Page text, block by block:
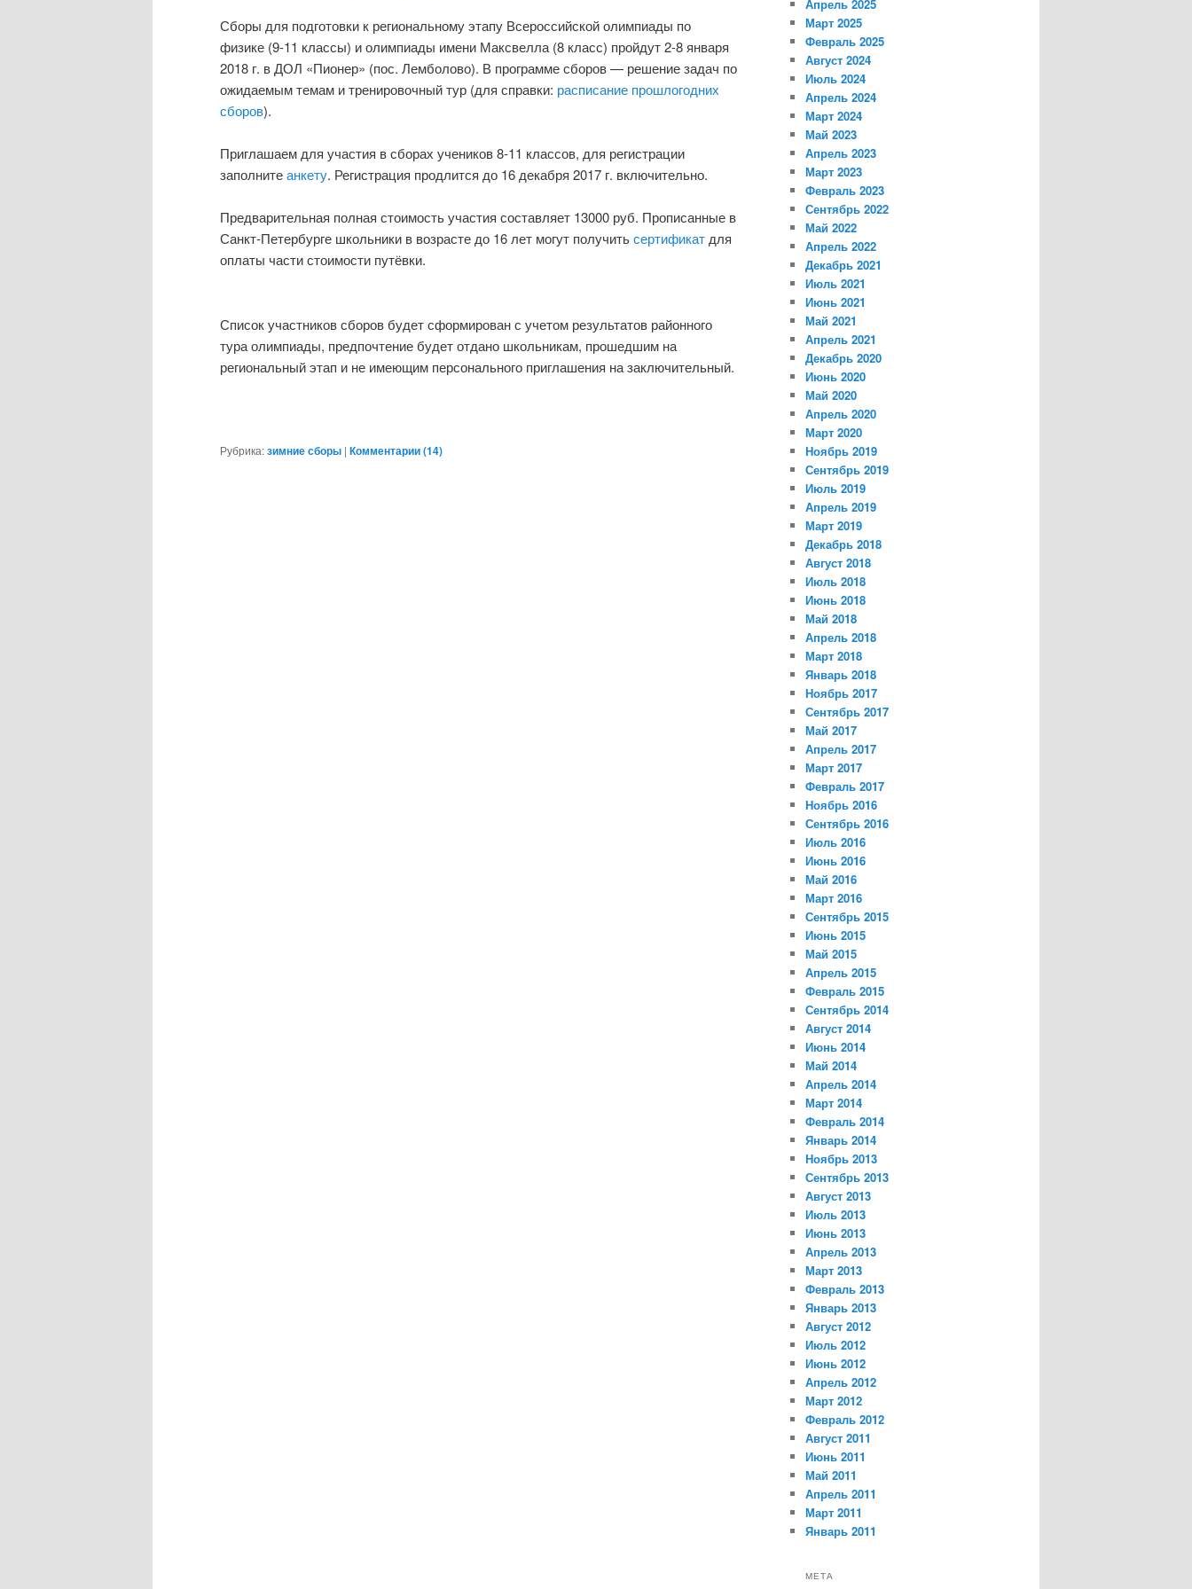
Сборы для подготовки к региональному этапу Всероссийской олимпиады по
физике (9-11 классы) и олимпиады имени Максвелла (8 класс) пройдут 2-8 января
2018 г. в ДОЛ «Пионер» (пос. Лемболово). В программе сборов — решение задач по
ожидаемым темам и тренировочный тур (для справки: расписание прошлогодних
сборов).
Приглашаем для участия в сборах учеников 8-11 классов, для регистрации
заполнитеанкету. Регистрация продлится до 16 декабря 2017 г. включительно.
Предварительная полная стоимость участия составляет 13000 руб. Прописанные в
Санкт-Петербурге школьники в возрасте до 16 лет могут получитьсертификатдля
оплаты части стоимости путёвки.
Список участников сборов будет сформирован с учетом результатов районного
тура олимпиады, предпочтение будет отдано школьникам, прошедшим на
региональный этап и не имеющим персонального приглашения на заключительный.
Рубрика:зимние сборы | Комментарии (14)
Апрель 2025
Март 2025
Февраль 2025
Август 2024
Июль 2024
Апрель 2024
Март 2024
Май 2023
Апрель 2023
Март 2023
Февраль 2023
Сентябрь 2022
Май 2022
Апрель 2022
Декабрь 2021
Июль 2021
Июнь 2021
Май 2021
Апрель 2021
Декабрь 2020
Июнь 2020
Май 2020
Апрель 2020
Март 2020
Ноябрь 2019
Сентябрь 2019
Июль 2019
Апрель 2019
Март 2019
Декабрь 2018
Август 2018
Июль 2018
Июнь 2018
Май 2018
Апрель 2018
Март 2018
Январь 2018
Ноябрь 2017
Сентябрь 2017
Май 2017
Апрель 2017
Март 2017
Февраль 2017
Ноябрь 2016
Сентябрь 2016
Июль 2016
Июнь 2016
Май 2016
Март 2016
Сентябрь 2015
Июнь 2015
Май 2015
Апрель 2015
Февраль 2015
Сентябрь 2014
Август 2014
Июнь 2014
Май 2014
Апрель 2014
Март 2014
Февраль 2014
Январь 2014
Ноябрь 2013
Сентябрь 2013
Август 2013
Июль 2013
Июнь 2013
Апрель 2013
Март 2013
Февраль 2013
Январь 2013
Август 2012
Июль 2012
Июнь 2012
Апрель 2012
Март 2012
Февраль 2012
Август 2011
Июнь 2011
Май 2011
Апрель 2011
Март 2011
Январь 2011
МЕТА